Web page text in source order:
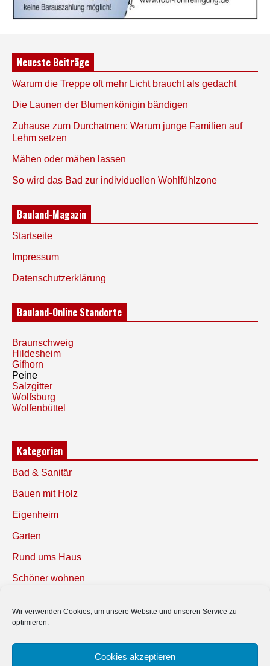
Wir verwenden Cookies, um unsere Website und unseren Service zu
optimieren.
Cookies akzeptieren
Neueste Beiträge
Warum die Treppe oft mehr Licht braucht als gedacht
Die Launen der Blumenkönigin bändigen
Zuhause zum Durchatmen: Warum junge Familien auf
Lehm setzen
Mähen oder mähen lassen
So wird das Bad zur individuellen Wohlfühlzone
Bauland-Magazin
Startseite
Impressum
Datenschutzerklärung
Bauland-Online Standorte
Braunschweig
Hildesheim
Gifhorn
Peine
Salzgitter
Wolfsburg
Wolfenbüttel
Kategorien
Bad & Sanitär
Bauen mit Holz
Eigenheim
Garten
Rund ums Haus
Schöner wohnen